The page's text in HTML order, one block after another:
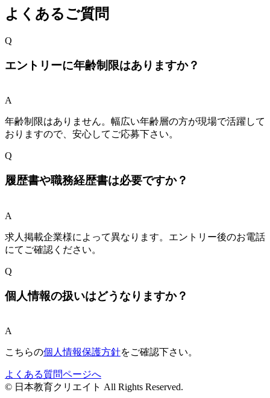
よくあるご質問
Q
エントリーに年齢制限はありますか？
A
年齢制限はありません。幅広い年齢層の方が現場で活躍して
おりますので、安心してご応募下さい。
Q
履歴書や職務経歴書は必要ですか？
A
求人掲載企業様によって異なります。エントリー後のお電話
にてご確認ください。
Q
個人情報の扱いはどうなりますか？
A
こちらの個人情報保護方針をご確認下さい。
よくある質問ページへ
© 日本教育クリエイト All Rights Reserved.